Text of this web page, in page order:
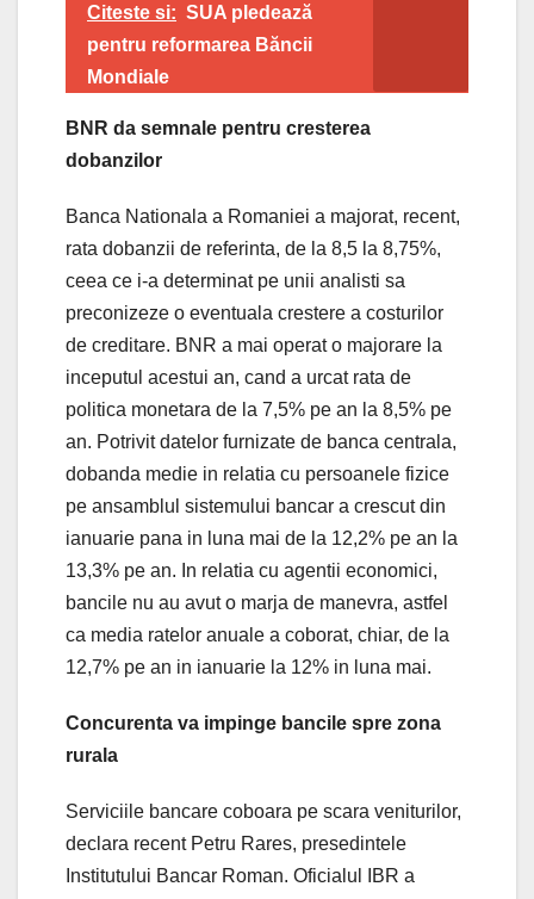
Citeste si: SUA pledează
pentru reformarea Băncii
Mondiale
BNR da semnale pentru cresterea
dobanzilor
Banca Nationala a Romaniei a majorat, recent,
rata dobanzii de referinta, de la 8,5 la 8,75%,
ceea ce i-a determinat pe unii analisti sa
preconizeze o eventuala crestere a costurilor
de creditare. BNR a mai operat o majorare la
inceputul acestui an, cand a urcat rata de
politica monetara de la 7,5% pe an la 8,5% pe
an. Potrivit datelor furnizate de banca centrala,
dobanda medie in relatia cu persoanele fizice
pe ansamblul sistemului bancar a crescut din
ianuarie pana in luna mai de la 12,2% pe an la
13,3% pe an. In relatia cu agentii economici,
bancile nu au avut o marja de manevra, astfel
ca media ratelor anuale a coborat, chiar, de la
12,7% pe an in ianuarie la 12% in luna mai.
Concurenta va impinge bancile spre zona
rurala
Serviciile bancare coboara pe scara veniturilor,
declara recent Petru Rares, presedintele
Institutului Bancar Roman. Oficialul IBR a